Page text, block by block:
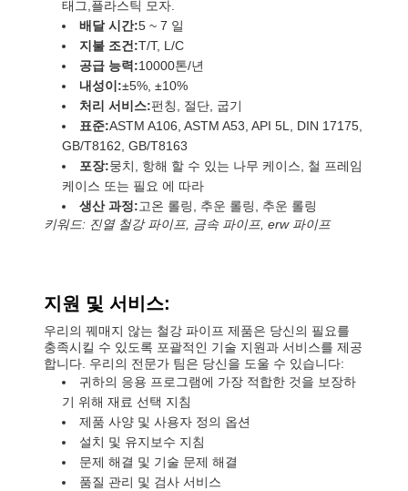
태그,플라스틱 모자.
배달 시간:5 ~ 7 일
지불 조건:T/T, L/C
공급 능력:10000톤/년
내성이:±5%, ±10%
처리 서비스:펀칭, 절단, 굽기
표준:ASTM A106, ASTM A53, API 5L, DIN 17175,
GB/T8162, GB/T8163
포장:뭉치, 항해 할 수 있는 나무 케이스, 철 프레임
케이스 또는 필요 에 따라
생산 과정:고온 롤링, 추운 롤링, 추운 롤링
키워드: 진열 철강 파이프, 금속 파이프, erw 파이프
지원 및 서비스:
우리의 꿰매지 않는 철강 파이프 제품은 당신의 필요를
충족시킬 수 있도록 포괄적인 기술 지원과 서비스를 제공
합니다. 우리의 전문가 팀은 당신을 도울 수 있습니다:
귀하의 응용 프로그램에 가장 적합한 것을 보장하
기 위해 재료 선택 지침
제품 사양 및 사용자 정의 옵션
설치 및 유지보수 지침
문제 해결 및 기술 문제 해결
품질 관리 및 검사 서비스